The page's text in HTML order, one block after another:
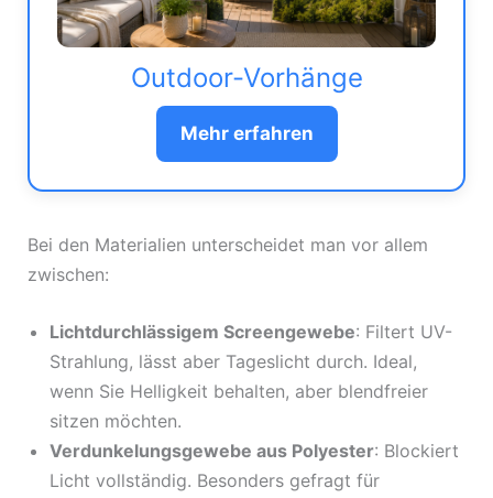
Outdoor-Vorhänge
Mehr erfahren
Bei den Materialien unterscheidet man vor allem
zwischen:
Lichtdurchlässigem Screengewebe: Filtert UV-
Strahlung, lässt aber Tageslicht durch. Ideal,
wenn Sie Helligkeit behalten, aber blendfreier
sitzen möchten.
Verdunkelungsgewebe aus Polyester: Blockiert
Licht vollständig. Besonders gefragt für